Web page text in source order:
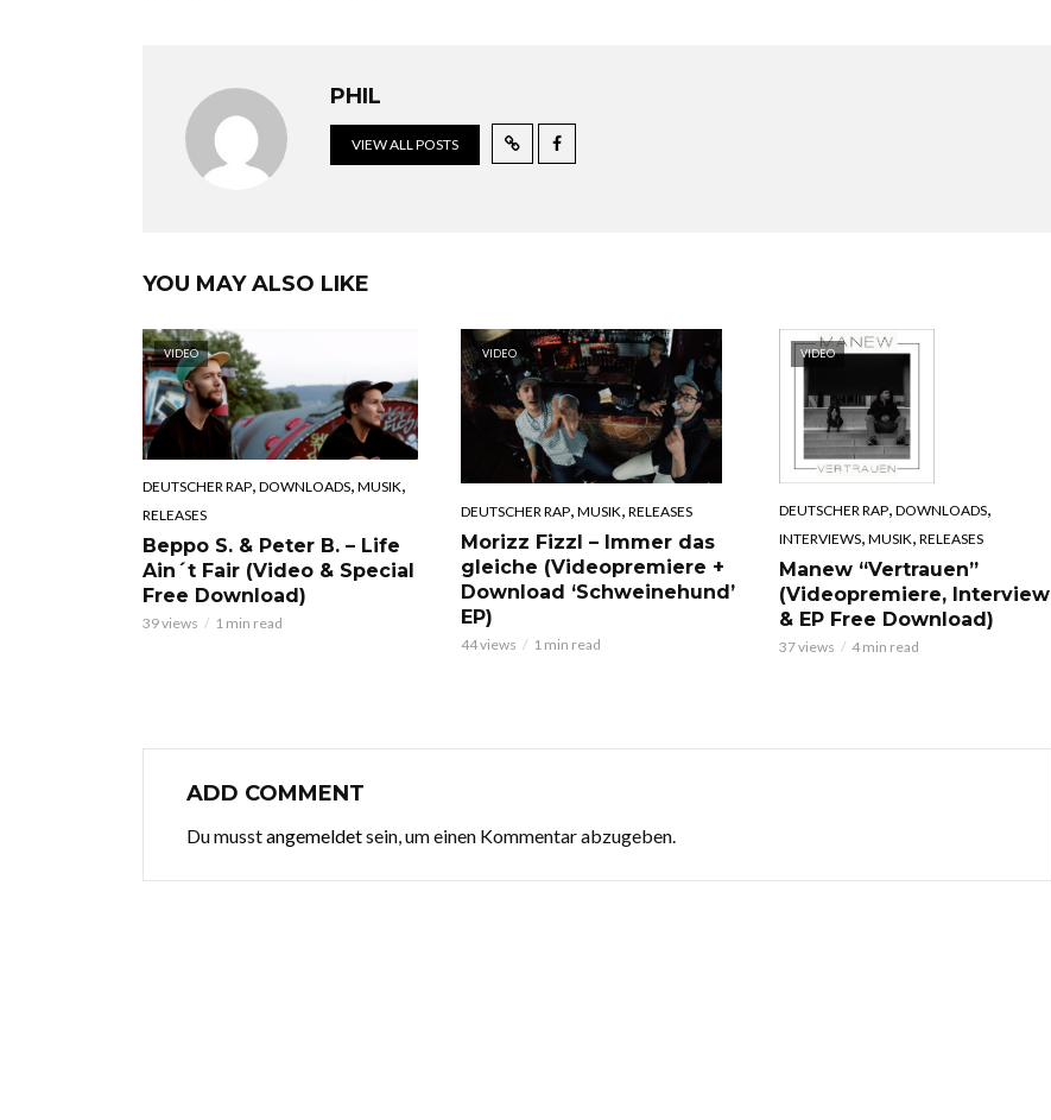
PHIL
VIEW ALL POSTS
YOU MAY ALSO LIKE
VIDEO
DEUTSCHER RAP DOWNLOADS MUSIK
RELEASES
Beppo S. & Peter B. – Life
Ain´t Fair (Video & Special
Free Download)
39 views 1 min read
VIDEO
DEUTSCHER RAP, MUSIK RELEASES
Morizz Fizzl – Immer das
gleiche (Videopremiere +
Download ‘Schweinehund’
EP)
44 views 1 min read
VIDEO
DEUTSCHER RAP, DOWNLOADS,
INTERVIEWS, MUSIK, RELEASES
Manew “Vertrauen”
(Videopremiere, Interview
& EP Free Download)
37 views 4 min read
ADD COMMENT
Du musstangemeldetsein, um einen Kommentar abzugeben.